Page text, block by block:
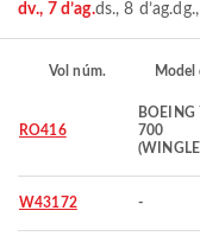
dv., 7 d’ag.ds., 8 d’ag.
Vol núm. Model
RO416
BOEING
700
W43172 -